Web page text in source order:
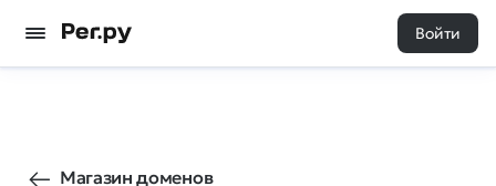
Войти
Магазин доменов
4 0